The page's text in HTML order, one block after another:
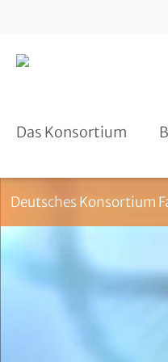
Das Konsortium
Beratung
Register HerediCaRe
Deutsches Konsortium